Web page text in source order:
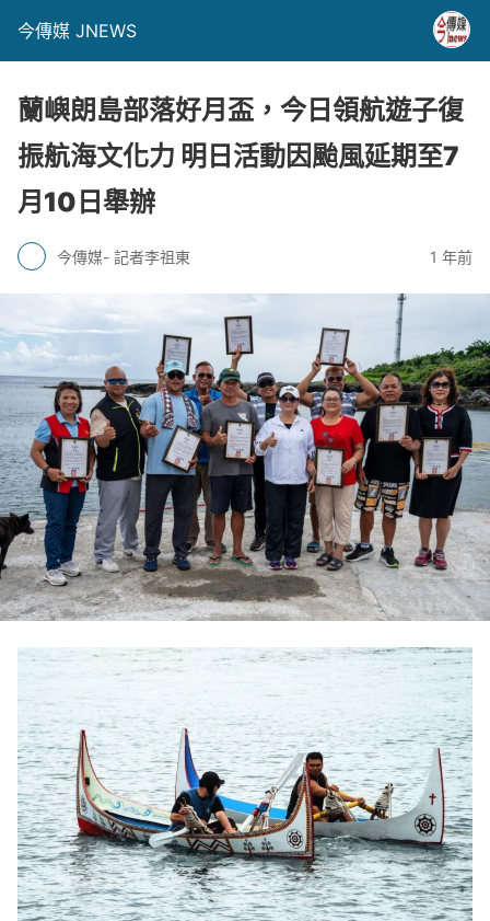
今傳媒 JNEWS
蘭嶼朗島部落好月盃，今日領航遊子復
振航海文化力 明日活動因颱風延期至7
月10日舉辦
今傳媒- 記者李祖東 1 年前